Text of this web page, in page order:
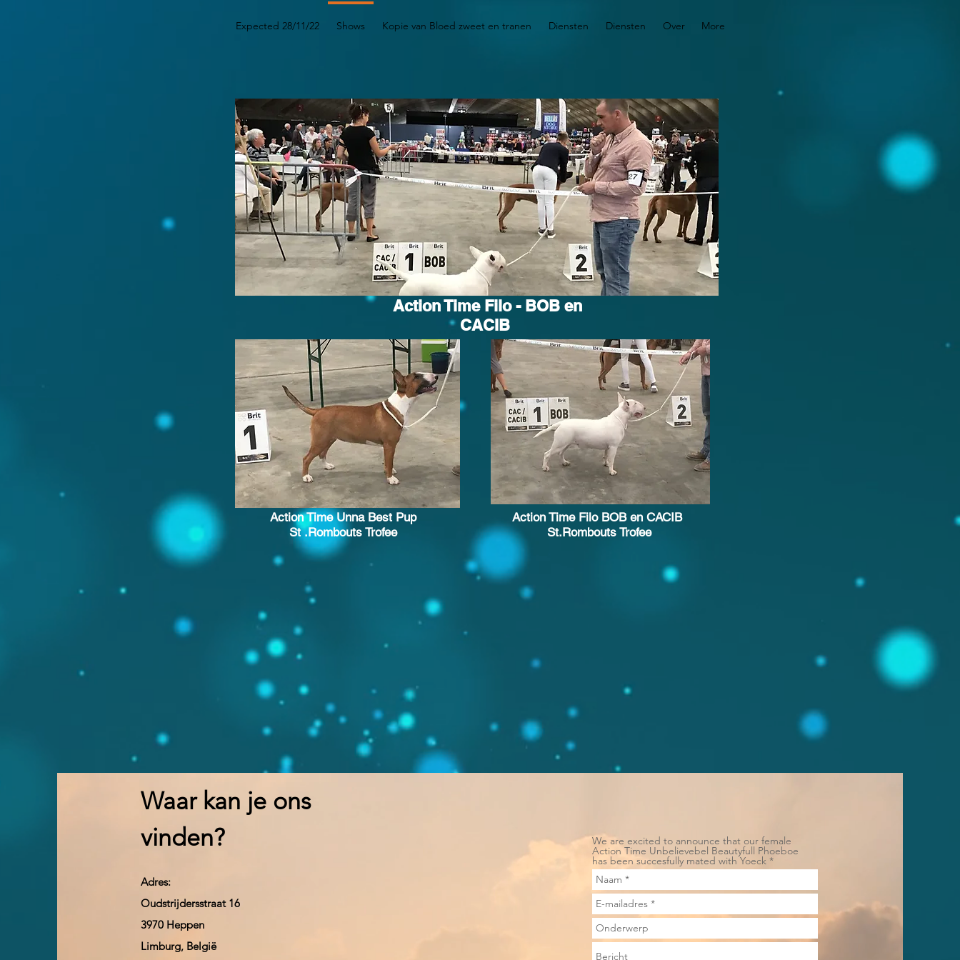
Expected 28/11/22 Shows Kopie van Bloed zweet en tranen Diensten Diensten Over More
Action Time Filo - BOB en
CACIB
Action Time Unna Best Pup
St .Rombouts Trofee
Action Time Filo BOB en CACIB
St.Rombouts Trofee
Waar kan je ons
vinden?
Adres:
Oudstrijdersstraat 16
3970 Heppen
Limburg, België
We are excited to announce that our female
Action Time Unbelievebel Beautyfull Phoeboe
has been succesfully mated with Yoeck